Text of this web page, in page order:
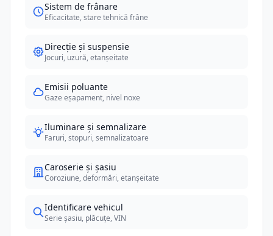
Sistem de frânare
Eficacitate, stare tehnică frâne
Direcție și suspensie
Jocuri, uzură, etanșeitate
Emisii poluante
Gaze eșapament, nivel noxe
Iluminare și semnalizare
Faruri, stopuri, semnalizatoare
Caroserie și șasiu
Coroziune, deformări, etanșeitate
Identificare vehicul
Serie șasiu, plăcuțe, VIN